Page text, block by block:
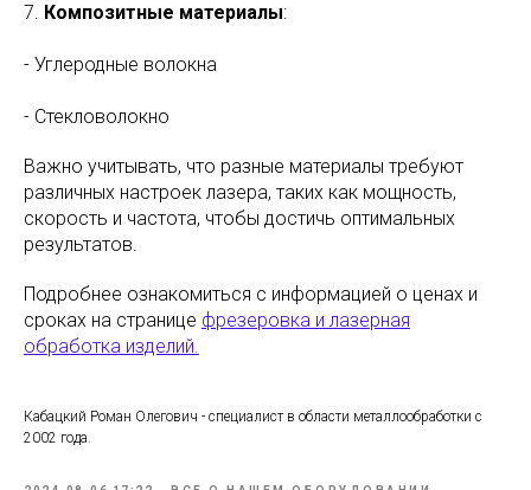
7. Композитные материалы:
- Углеродные волокна
- Стекловолокно
Важно учитывать, что разные материалы требуют
различных настроек лазера, таких как мощность,
скорость и частота, чтобы достичь оптимальных
результатов.
Подробнее ознакомиться с информацией о ценах и
сроках на странице фрезеровка и лазерная
обработка изделий.
Кабацкий Роман Олегович - специалист в области металлообработки с
2002 года.